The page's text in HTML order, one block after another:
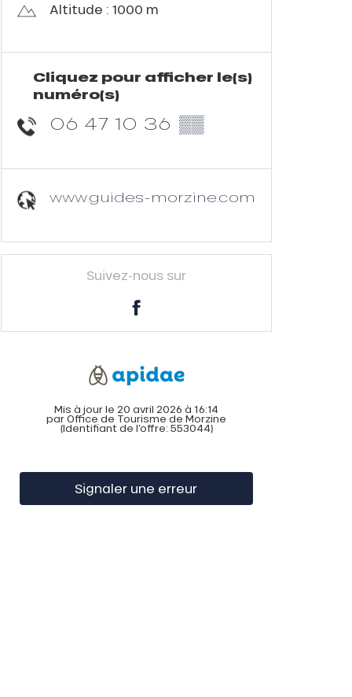
Altitude : 1000 m
Cliquez pour afficher le(s)
numéro(s)
06 47 10 36 ▒▒
www.guides-morzine.com
Suivez-nous sur
Mis à jour le 20 avril 2026 à 16:14
par Office de Tourisme de Morzine
(Identifiant de l'offre: 553044)
Signaler une erreur